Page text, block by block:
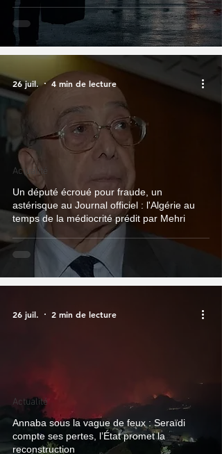
Un député écroué pour fraude, un
astérisque au Journal officiel : l'Algérie au
temps de la médiocrité prédit par Mehri
Actualité
26 juil. 4 min de lecture
Annaba sous la vague de feux : Seraïdi
compte ses pertes, l’État promet la
reconstruction
Actualité
26 juil. 2 min de lecture